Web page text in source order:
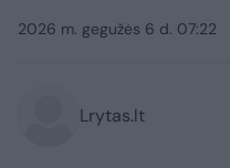
2026 m. gegužės 6 d. 07:22
Lrytas.lt